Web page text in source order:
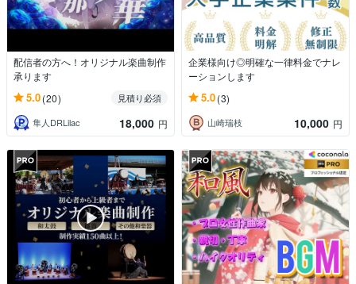
配信者の方へ！オリジナル楽曲制作
承ります
5.0(20)
見積り必須
隼人DRLilac
18,000 円
企業様向け◎明確な一律料金でナレ
ーションします
5.0(3)
山崎瑞枝 10,000 円